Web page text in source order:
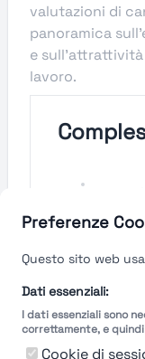
Preferenze
Questo sito web
Dati essenziali:
I dati essenziali sono
correttamente, e
Cookie di
valutazioni di
panoramica
e sull'attrattività
lavoro.
Molto